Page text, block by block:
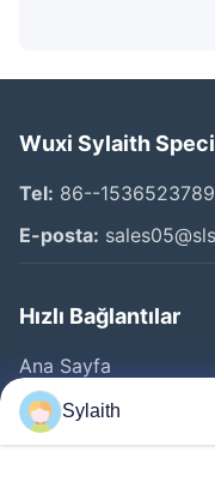
Wuxi Sylaith
Tel: 86--
E-posta:
Hızlı Bağlantılar
Ana Sayfa
Ürünler
VİDEOLAR
Sylaith